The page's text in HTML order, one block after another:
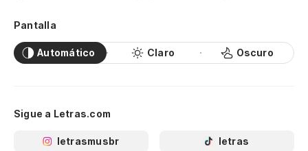
Pantalla
Automático Claro Oscuro
Sigue a Letras.com
letrasmusbr letras